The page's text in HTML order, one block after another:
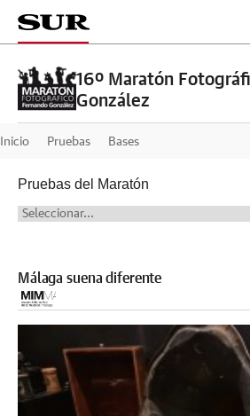
16º Maratón
González
Inicio Pruebas Bases
Pruebas del Maratón
Málaga suena diferente